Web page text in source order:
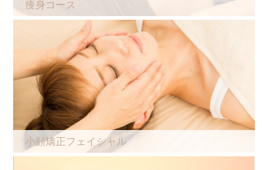
痩身コース
小顔矯正フェイシャル